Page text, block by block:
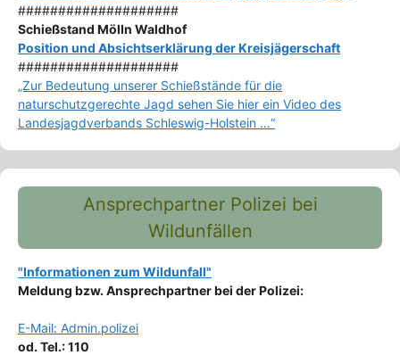
####################
Schießstand Mölln Waldhof
Position und Absichtserklärung der Kreisjägerschaft
####################
„Zur Bedeutung unserer Schießstände für die
naturschutzgerechte Jagd sehen Sie hier ein Video des
Landesjagdverbands Schleswig-Holstein …“
Ansprechpartner Polizei bei
Wildunfällen
"Informationen zum Wildunfall"
Meldung bzw. Ansprechpartner bei der Polizei:
E-Mail: Admin.polizei
od. Tel.: 110